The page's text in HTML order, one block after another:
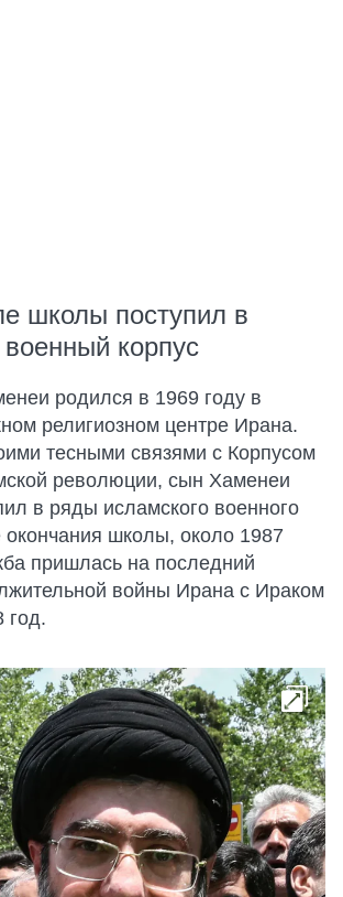
школы поступил в
корпус
родился в 1969 году в
религиозном центре Ирана.
тесными связями с Корпусом
революции, сын Хаменеи
в ряды исламского военного
окончания школы, около 1987
пришлась на последний
войны Ирана с Ираком
год.